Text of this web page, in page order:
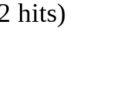
hits)